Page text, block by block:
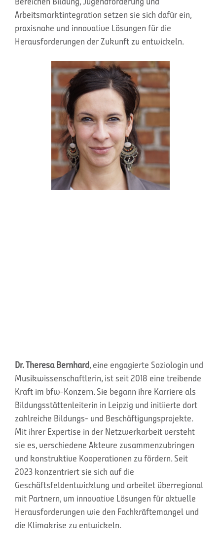
Arbeitsmarktintegration setzen sie sich dafür ein,
praxisnahe und innovative Lösungen für die
Herausforderungen der Zukunft zu entwickeln.
Dr. Theresa Bernhard, eine engagierte Soziologin und
Musikwissenschaftlerin, ist seit 2018 eine treibende
Kraft im bfw-Konzern. Sie begann ihre Karriere als
Bildungsstättenleiterin in Leipzig und initiierte dort
zahlreiche Bildungs- und Beschäftigungsprojekte.
Mit ihrer Expertise in der Netzwerkarbeit versteht
sie es, verschiedene Akteure zusammenzubringen
und konstruktive Kooperationen zu fördern. Seit
2023 konzentriert sie sich auf die
Geschäftsfeldentwicklung und arbeitet überregional
mit Partnern, um innovative Lösungen für aktuelle
Herausforderungen wie den Fachkräftemangel und
die Klimakrise zu entwickeln.